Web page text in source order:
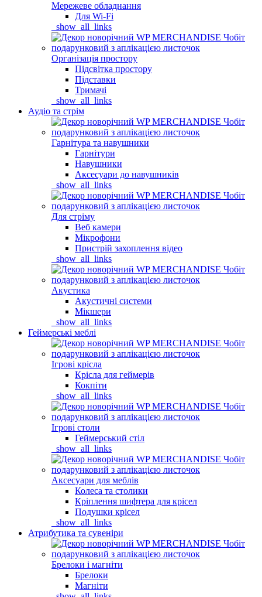
Мережеве обладнання
Для Wi-Fi
_show_all_links
Організація простору
Підсвітка простору
Підставки
Тримачі
_show_all_links
Аудіо та стрім
Гарнітура та навушники
Гарнітури
Навушники
Аксесуари до навушників
_show_all_links
Для стріму
Веб камери
Мікрофони
Пристрій захоплення відео
_show_all_links
Акустика
Акустичні системи
Мікшери
_show_all_links
Геймерські меблі
Ігрові крісла
Крісла для геймерів
Кокпіти
_show_all_links
Ігрові столи
Геймерський стіл
_show_all_links
Аксесуари для меблів
Колеса та столики
Кріплення шифтера для крісел
Подушки крісел
_show_all_links
Атрибутика та сувеніри
Брелоки і магніти
Брелоки
Магніти